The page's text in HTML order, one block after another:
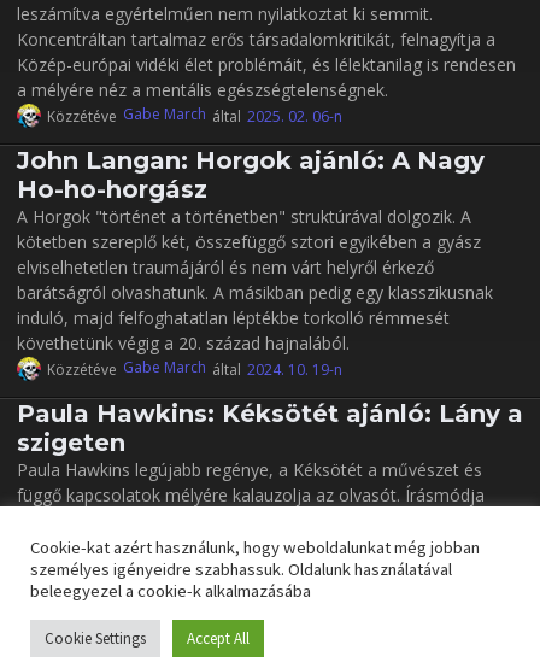
leszámítva egyértelműen nem nyilatkoztat ki semmit.
Koncentráltan tartalmaz erős társadalomkritikát, felnagyítja a
Közép-európai vidéki élet problémáit, és lélektanilag is rendesen
a mélyére néz a mentális egészségtelenségnek.
Közzétéve Gabe March által 2025. 02. 06-n
John Langan: Horgok ajánló: A Nagy
Ho-ho-horgász
A Horgok "történet a történetben" struktúrával dolgozik. A
kötetben szereplő két, összefüggő sztori egyikében a gyász
elviselhetetlen traumájáról és nem várt helyről érkező
barátságról olvashatunk. A másikban pedig egy klasszikusnak
induló, majd felfoghatatlan léptékbe torkolló rémmesét
követhetünk végig a 20. század hajnalából.
Közzétéve Gabe March által 2024. 10. 19-n
Paula Hawkins: Kéksötét ajánló: Lány a
szigeten
Paula Hawkins legújabb regénye, a Kéksötét a művészet és
függő kapcsolatok mélyére kalauzolja az olvasót. Írásmódja
thriller is kellően jól működik.
Közzétéve Gabe March által 2024. 10. 12-n
C.J. Cooke: Kísértetjárás északi vizeken
Cookie-kat azért használunk, hogy weboldalunkat még jobban
személyes igényeidre szabhassuk. Oldalunk használatával
beleegyezel a cookie-k alkalmazásába
Cookie Settings Accept All